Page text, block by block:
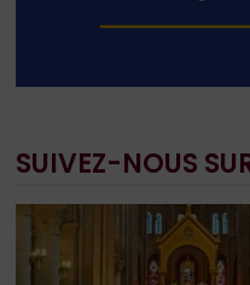
SUIVEZ-NOUS